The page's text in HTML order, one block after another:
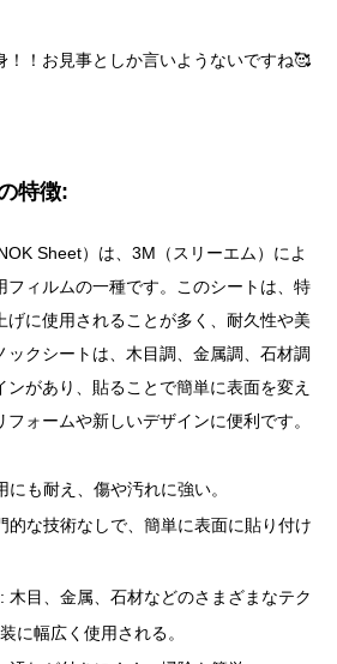
！！お見事としか言いようないですね🥰
特徴:
Sheet）は、3M（スリーエム）によ
フィルムの一種です。このシートは、特
げに使用されることが多く、耐久性や美
ックシートは、木目調、金属調、石材調
ンがあり、貼ることで簡単に表面を変え
ォームや新しいデザインに便利です。
にも耐え、傷や汚れに強い。
的な技術なしで、簡単に表面に貼り付け
: 木目、金属、石材などのさまざまなテク
に幅広く使用される。